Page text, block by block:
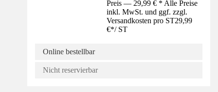
Preis — 29,99 € * Alle Preise
inkl. MwSt. und ggf. zzgl.
Versandkosten pro ST29,99
€*/ ST
Online bestellbar
Nicht reservierbar